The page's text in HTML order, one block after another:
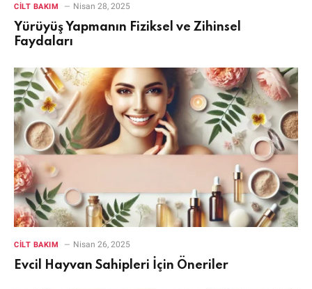
CILT BAKIM Nisan 28, 2025
Yürüyüş Yapmanın Fiziksel ve Zihinsel
Faydaları
CILT BAKIM Nisan 26, 2025
Evcil Hayvan Sahipleri İçin Öneriler